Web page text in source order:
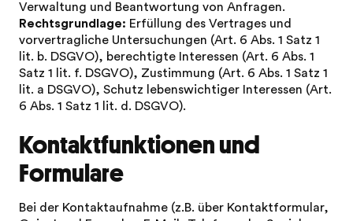
Verwaltung und Beantwortung von Anfragen.
Rechtsgrundlage: Erfüllung des Vertrages und
vorvertragliche Untersuchungen (Art. 6 Abs. 1 Satz 1
lit. b. DSGVO), berechtigte Interessen (Art. 6 Abs. 1
Satz 1 lit. f. DSGVO), Zustimmung (Art. 6 Abs. 1 Satz 1
lit. a DSGVO), Schutz lebenswichtiger Interessen (Art.
6 Abs. 1 Satz 1 lit. d. DSGVO).
Kontaktfunktionen und
Formulare
Bei der Kontaktaufnahme (z.B. über Kontaktformular,